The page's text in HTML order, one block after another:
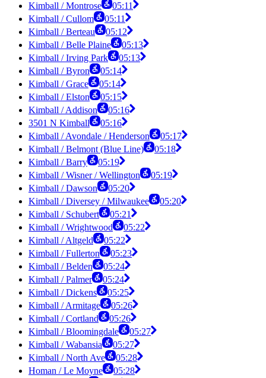
Kimball / Montrose
05:11
Kimball / Cullom
05:11
Kimball / Berteau
05:12
Kimball / Belle Plaine
05:13
Kimball / Irving Park
05:13
Kimball / Byron
05:14
Kimball / Grace
05:14
Kimball / Elston
05:15
Kimball / Addison
05:16
3501 N Kimball
05:16
Kimball / Avondale / Henderson
05:17
Kimball / Belmont (Blue Line)
05:18
Kimball / Barry
05:19
Kimball / Wisner / Wellington
05:19
Kimball / Dawson
05:20
Kimball / Diversey / Milwaukee
05:20
Kimball / Schubert
05:21
Kimball / Wrightwood
05:22
Kimball / Altgeld
05:22
Kimball / Fullerton
05:23
Kimball / Belden
05:24
Kimball / Palmer
05:24
Kimball / Dickens
05:25
Kimball / Armitage
05:26
Kimball / Cortland
05:26
Kimball / Bloomingdale
05:27
Kimball / Wabansia
05:27
Kimball / North Ave
05:28
Homan / Le Moyne
05:28